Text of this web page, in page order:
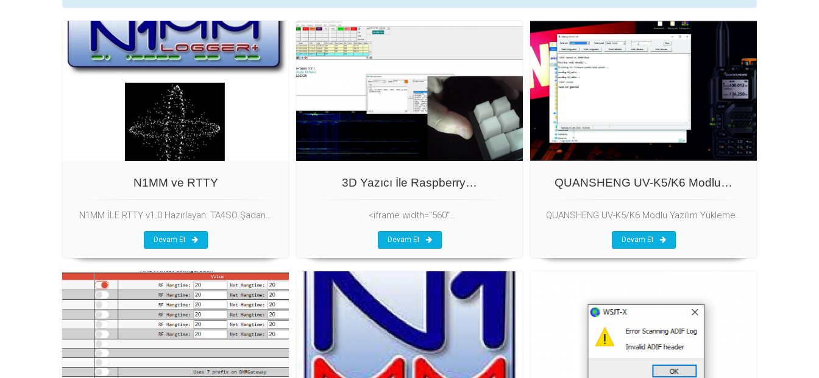
N1MM ve RTTY
N1MM İLE RTTY v1.0 Hazırlayan: TA4SO Şadan…
Devam Et
3D Yazıcı İle Raspberry…
<iframe width="560"…
Devam Et
QUANSHENG UV-K5/K6 Modlu…
QUANSHENG UV-K5/K6 Modlu Yazılım Yükleme…
Devam Et